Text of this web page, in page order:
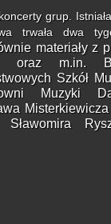
grup.
trwała dwa
materiały z
oraz m.in.
Szkół
Muzyki